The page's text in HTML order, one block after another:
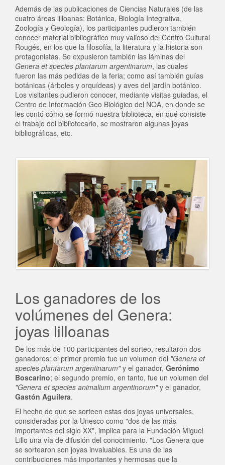
Además de las publicaciones de Ciencias Naturales (de las
cuatro áreas lilloanas: Botánica, Biología Integrativa,
Zoología y Geología), los participantes pudieron también
conocer material bibliográfico muy valioso del Centro Cultural
Rougés, en los que la filosofía, la literatura y la historia son
protagonistas. Se expusieron también las láminas del
Genera et species plantarum argentinarum, las cuales
fueron las más pedidas de la feria; como así también guías
botánicas (árboles y orquídeas) y aves del jardín botánico.
Los visitantes pudieron conocer, mediante visitas guiadas, el
Centro de Información Geo Biológico del NOA, en donde se
les contó cómo se formó nuestra biblioteca, en qué consiste
el trabajo del bibliotecario, se mostraron algunas joyas
bibliográficas, etc.
Los ganadores de los
volúmenes del Genera:
joyas lilloanas
De los más de 100 participantes del sorteo, resultaron dos
ganadores: el primer premio fue un volumen del "Genera et
species plantarum argentinarum"y el ganador, Gerónimo
Boscarino; el segundo premio, en tanto, fue un volumen del
"Genera et species animalium argentinorum"y el ganador,
Gastón Aguilera.
El hecho de que se sorteen estas dos joyas universales,
consideradas por la Unesco como "dos de las más
importantes del siglo XX", implica para la Fundación Miguel
Lillo una vía de difusión del conocimiento. "Los Genera que
se sortearon son joyas invaluables. Es una de las
contribuciones más importantes y hermosas que la